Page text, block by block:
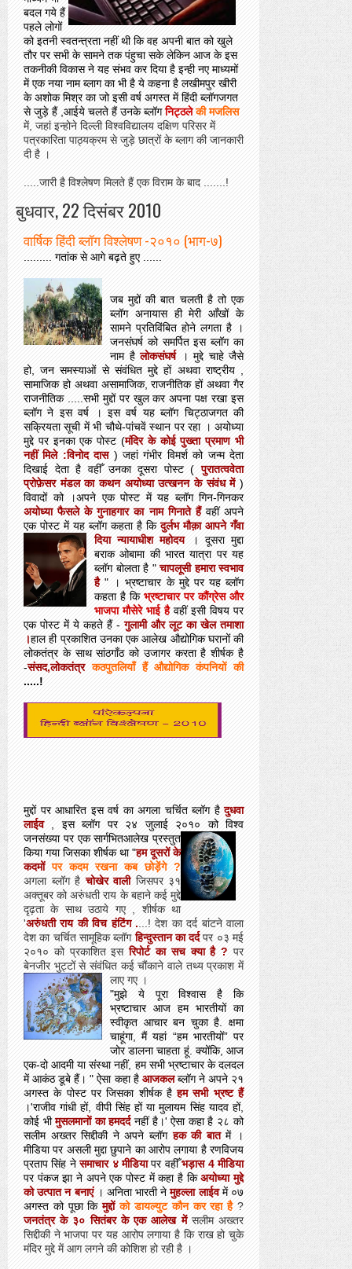
बदल गये हैं
पहले लोगों
को इतनी स्वतन्त्रता नहीं थी कि वह अपनी बात को खुले
तौर पर सभी के सामने तक पंहुचा सके लेकिन आज के इस
तकनीकी विकास ने यह संभव कर दिया है इन्ही नए माध्यमों
में एक नया नाम ब्लाग का भी है ये कहना है लखीमपुर खीरी
के अशोक मिश्र का जो इसी वर्ष अगस्त में हिंदी ब्लॉगजगत
से जुड़े हैं ,आईये चलते हैं उनके ब्लॉगनिट्ठलेकी मजलिस
में, जहां इन्होने दिल्ली विश्वविद्यालय दक्षिण परिसर में
पत्रकारिता पाठ्यक्रम से जुड़े छात्रों के ब्लाग की जानकारी
दी है ।
.....जारी है विश्लेषण मिलते हैं एक विराम के बाद .......!
बुधवार, 22 दिसंबर 2010
वार्षिक हिंदी ब्लॉग विश्लेषण -२०१० (भाग-७)
......... गतांक से आगे बढ़ते हुए ......
जब मुद्दों की बात चलती है तो एक
ब्लॉग अनायास ही मेरी आँखों के
सामने प्रतिविंबित होने लगता है ।
जनसंघर्ष को समर्पित इस ब्लॉग का
नाम हैलोकसंघर्ष। मुद्दे चाहे जैसे
हो, जन समस्याओं से संवंधित मुद्दे हों अथवा राष्ट्रीय ,
सामाजिक हो अथवा असामाजिक, राजनीतिक हों अथवा गैर
राजनीतिक .....सभी मुद्दों पर खुल कर अपना पक्ष रखा इस
ब्लॉग ने इस वर्ष । इस वर्ष यह ब्लॉग चिट्ठाजगत की
सक्रियता सूची में भी चौथे-पांचवें स्थान पर रहा । अयोध्या
मुद्दे पर इनका एक पोस्ट (मंदिर के कोई पुख्ता प्रमाण भी
नहीं मिले :विनोद दास ) जहां गंभीर विमर्श को जन्म देता
दिखाई देता है वहीँ उनका दूसरा पोस्ट (पुरातत्ववेता
प्रोफ़ेसर मंडल का कथन अयोध्या उत्खनन के संवंध में)
विवादों को ।अपने एक पोस्ट में यह ब्लॉग गिन-गिनकर
अयोध्या फैसले के गुनाहगार का नाम गिनाते हैं वहीं अपने
एक पोस्ट में यह ब्लॉग कहता है किदुर्लभ मौक़ा आपने गँवा
दिया न्यायाधीश महोदय।दूसरा मुद्दा
बराक ओबामा की भारत यात्रा पर यह
ब्लॉग बोलता है "चापलूसी हमारा स्वभाव
है " । भ्रष्टाचार के मुद्दे पर यह ब्लॉग
कहता है कि भ्रष्टाचार पर कौंग्रेस और
भाजपा मौसेरे भाई हैवहीं इसी विषय पर
एक पोस्ट में ये कहते हैं -गुलामी और लूट का खेल तमाशा
।हाल ही प्रकाशित उनका एक आलेख औद्योगिक घरानों की
लोकतंत्र के साथ सांठगाँठ को उजागर करता है शीर्षक है
-संसद,लोकतंत्रकठपुतलियाँ हैं औद्योगिक कंपनियों की
.....!
मुद्दों पर आधारित इस वर्ष का अगला चर्चित ब्लॉग हैदुधवा
लाईव
, इस ब्लॉग पर २४ जुलाई २०१० को विश्व
जनसंख्या पर एक सार्गभितआलेख प्रस्तुत
किया गया जिसका शीर्षक था "हम दूसरों के
कदमोंपरकदम रखना कब छोड़ेंगे ?
अगला ब्लॉग हैचोखेर वाली जिसपर ३१
अक्तूबर को अरुंधती राय के बहाने कई मुद्दे
दृढ़ता के साथ उठाये गए , शीर्षक था
'अरुंधती राय की विच हंटिंग . ...! देश का दर्द बांटने वाला
देश का चर्चित सामूहिक ब्लॉगहिन्दुस्तान का दर्दपर ०३ मई
२०१० को प्रकाशित इसरिपोर्ट का सच क्या है ? पर
बेनजीर भुट्टों से संवंधित कई चौंकाने वाले तथ्य प्रकाश में
लाए गए ।
"मुझे ये पूरा विश्वास है कि
भ्रष्टाचार आज हम भारतीयों का
स्वीकृत आचार बन चुका है. क्षमा
चाहूंगा, मैं यहां “हम भारतीयों” पर
जोर डालना चाहता हूं. क्योंकि, आज
एक-दो आदमी या संस्था नहीं, हम सभी भ्रष्टाचार के दलदल
में आकंठ डूबे हैं। " ऐसा कहा है आजकलब्लॉग ने अपने २१
अगस्त के पोस्ट पर जिसका शीर्षक हैहम सभी भ्रष्ट हैं
।'राजीव गांधी हों, वीपी सिंह हों या मुलायम सिंह यादव हों,
कोई भीमुसलमानों का हमदर्दनहीं है।' ऐसा कहा है २८को
सलीम अख्तर सिद्दीकी ने अपने ब्लॉगहक की बातमें ।
मीडिया पर असली मुद्दा छुपाने का आरोप लगाया है रणविजय
प्रताप सिंह नेसमाचार ४ मीडियापर वहीँभड़ास 4 मीडिया
पर पंकज झा ने अपने एक पोस्ट में कहा है किअयोध्या मुद्दे
को उत्पात न बनाएं। अनिता भारती नेमुहल्ला लाईवमें ०७
अगस्त को पूछा किमुद्दोंको डायल्युट कौन कर रहा है?
जनतंत्र के ३० सितंबर के एक आलेख मेंसलीम अख्तर
सिद्दीकी ने भाजपा पर यह आरोप लगाया है कि राख हो चुके
मंदिर मुद्दे में आग लगने की कोशिश हो रही है ।